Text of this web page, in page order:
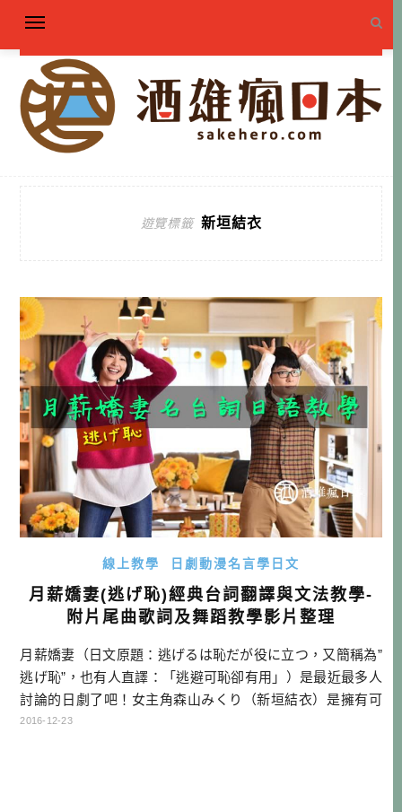
遊覽標籤 新垣結衣
線上教學 日劇動漫名言學日文
月薪嬌妻(逃げ恥)經典台詞翻譯與文法教學-
附片尾曲歌詞及舞蹈教學影片整理
月薪嬌妻（日文原題：逃げるは恥だが役に立つ，又簡稱為”
逃げ恥”，也有人直譯：「逃避可恥卻有用」）是最近最多人
討論的日劇了吧！女主角森山みくり（新垣結衣）是擁有可
愛的外表，內心卻很會分析，一切是以合理主義行事，也就
2016-12-23